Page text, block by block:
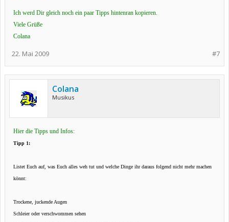
Ich werd Dir gleich noch ein paar Tipps hintenran kopieren.
Viele Grüße
Colana
#7
22. Mai 2009
Colana
Musikus
Hier die Tipps und Infos:
Tipp 1:
Listet Euch auf, was Euch alles weh tut und welche Dinge ihr daraus folgend nicht mehr machen
könnt:
Trockene, juckende Augen
Schleier oder verschwommen sehen